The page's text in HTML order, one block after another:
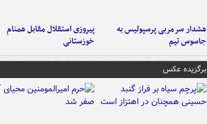
هشدار سرمربی پرسپولیس به
جاسوس تیم
پیروزی استقلال مقابل همنام
خوزستانی
برگزیده عکس